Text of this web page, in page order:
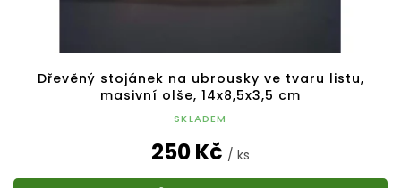
Dřevěný stojánek na ubrousky ve tvaru listu,
masivní olše, 14x8,5x3,5 cm
SKLADEM
250 Kč / ks